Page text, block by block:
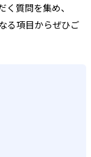
質問を集め、
る項目からぜひご